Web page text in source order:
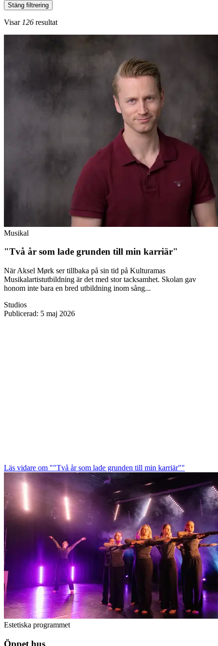
Stäng filtrering
Visar 126 resultat
Musikal
"Två år som lade grunden till min karriär"
När Aksel Mørk ser tillbaka på sin tid på Kulturamas
Musikalartistutbildning är det med stor tacksamhet. Skolan gav
honom inte bara en bred utbildning inom sång...
Studios
Publicerad: 5 maj 2026
Läs vidare om ""Två år som lade grunden till min karriär""
Estetiska programmet
Öppet hus